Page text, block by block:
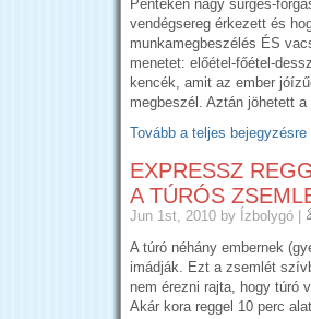
Pénteken nagy sürgés-
vendégsereg érkezett és
munkamegbeszélés ÉS
menetet: előétel-főétel-
kencék, amit az ember
megbeszél. Aztán jöhetett
Tovább a teljes bejegyzésre
EXPRESSZ
A TÚRÓS
Jun 1st, 2010 by Ízbolygó
A túró néhány embernek
imádják. Ezt a zsemlét
nem érezni rajta, hogy túró
Akár kora reggel 10 perc